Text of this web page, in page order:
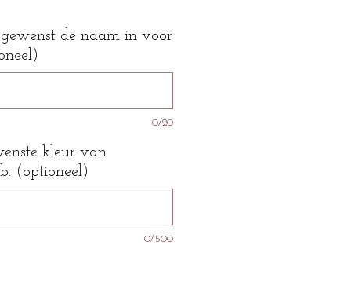
de naam in voor
0/20
kleur van
(optioneel)
0/500